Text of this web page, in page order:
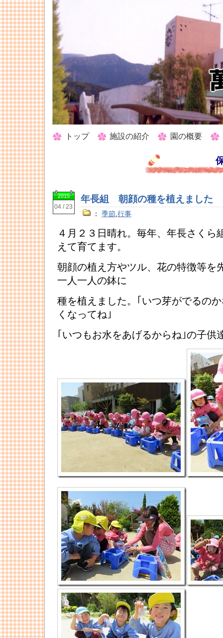
トップ 施設の紹介 園の概要
2015
04 / 23
年長組 朝顔の種を植えました
： 季節,行事
４月２３日晴れ。毎年、年長さくら
えて育てます。
朝顔の植え方やツル、花の特徴等を
一人一人の鉢に
種を植えました。｢いつ芽がでるの
くなってね｣
｢いつもお水をあげるからね｣の子供